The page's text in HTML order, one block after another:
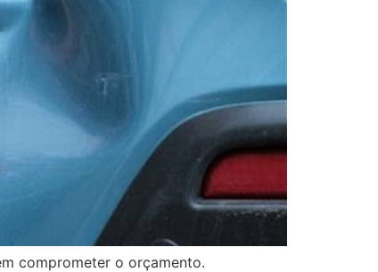
comprometer o orçamento.